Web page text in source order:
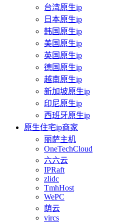
台湾原生ip
日本原生ip
韩国原生ip
美国原生ip
英国原生ip
德国原生ip
越南原生ip
新加坡原生ip
印尼原生ip
西班牙原生ip
原生住宅ip商家
丽萨主机
OneTechCloud
六六云
IPRaft
zlidc
TmhHost
WePC
荫云
vircs